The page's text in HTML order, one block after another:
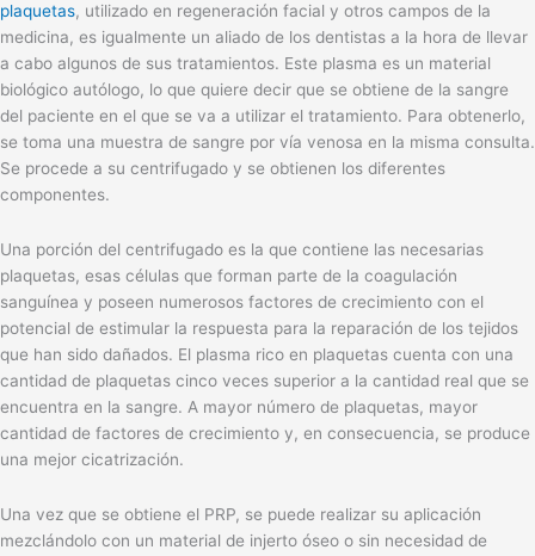
plaquetas, utilizado en regeneración facial y otros campos de la
medicina, es igualmente un aliado de los dentistas a la hora de llevar
a cabo algunos de sus tratamientos. Este plasma es un material
biológico autólogo, lo que quiere decir que se obtiene de la sangre
del paciente en el que se va a utilizar el tratamiento. Para obtenerlo,
se toma una muestra de sangre por vía venosa en la misma consulta.
Se procede a su centrifugado y se obtienen los diferentes
componentes.
Una porción del centrifugado es la que contiene las necesarias
plaquetas, esas células que forman parte de la coagulación
sanguínea y poseen numerosos factores de crecimiento con el
potencial de estimular la respuesta para la reparación de los tejidos
que han sido dañados. El plasma rico en plaquetas cuenta con una
cantidad de plaquetas cinco veces superior a la cantidad real que se
encuentra en la sangre. A mayor número de plaquetas, mayor
cantidad de factores de crecimiento y, en consecuencia, se produce
una mejor cicatrización.
Una vez que se obtiene el PRP, se puede realizar su aplicación
mezclándolo con un material de injerto óseo o sin necesidad de